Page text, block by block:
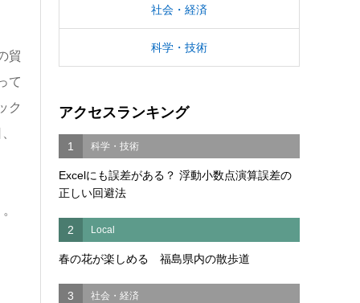
貿
て
ク
社会・経済
科学・技術
アクセスランキング
1 科学・技術
Excelにも誤差がある？ 浮動小数点演算誤差の
正しい回避法
2 Local
春の花が楽しめる 福島県内の散歩道
3 社会・経済